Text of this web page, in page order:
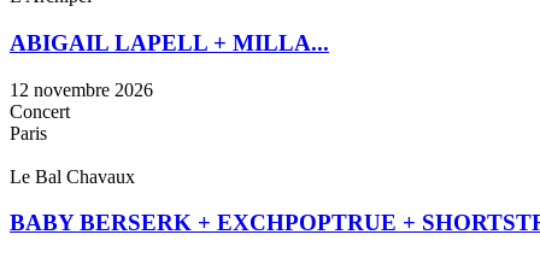
ABIGAIL LAPELL + MILLA...
12 novembre 2026
Concert
Paris
Le Bal Chavaux
BABY BERSERK + EXCHPOPTRUE +